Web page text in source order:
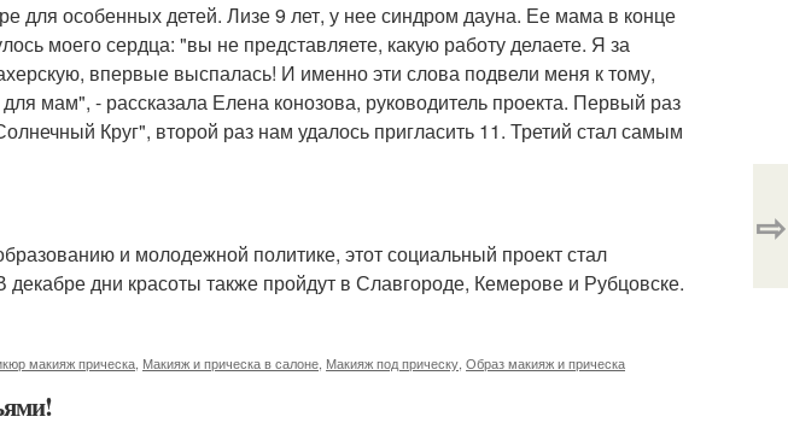
для особенных детей. Лизе 9 лет, у нее синдром дауна. Ее мама в конце
моего сердца: "вы не представляете, какую работу делаете. Я за
впервые выспалась! И именно эти слова подвели меня к тому,
мам", - рассказала Елена конозова, руководитель проекта. Первый раз
Круг", второй раз нам удалось пригласить 11. Третий стал самым
и молодежной политике, этот социальный проект стал
дни красоты также пройдут в Славгороде, Кемерове и Рубцовске.
макияж прическа Макияж и прическа в салоне Макияж под прическу Образ макияж и прическа
⇨